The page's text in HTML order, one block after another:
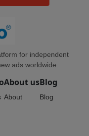
for independent
ads worldwide.
About us
About
Blog
Blog